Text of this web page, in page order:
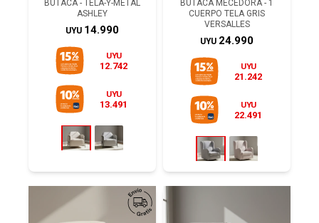
BUTACA - TELA-Y-METAL
ASHLEY
UYU 14.990
UYU
12.742
UYU
13.491
BUTACA MECEDORA - 1
CUERPO TELA GRIS
VERSALLES
UYU 24.990
UYU
21.242
UYU
22.491